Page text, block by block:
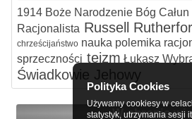
1914Boże NarodzenieBóg
Racjonalista Russell
chrześcijaństwonauka polemika
sprzeczności teizm Łukasz
Świadkowie Jehowy
W obronie
Polityka Cookies
Używamy cookiesy w
statystyk, utrzymania sesji